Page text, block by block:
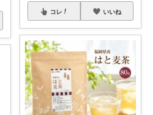
コレ いいね